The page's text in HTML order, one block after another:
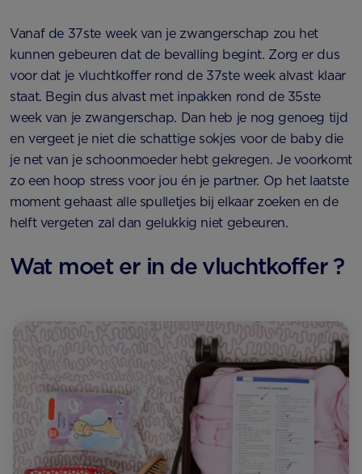
Vanaf de 37ste week van je zwangerschap zou het
kunnen gebeuren dat de bevalling begint. Zorg er dus
voor dat je vluchtkoffer rond de 37ste week alvast klaar
staat. Begin dus alvast met inpakken rond de 35ste
week van je zwangerschap. Dan heb je nog genoeg tijd
en vergeet je niet die schattige sokjes voor de baby die
je net van je schoonmoeder hebt gekregen. Je voorkomt
zo een hoop stress voor jou én je partner. Op het laatste
moment gehaast alle spulletjes bij elkaar zoeken en de
helft vergeten zal dan gelukkig niet gebeuren.
Wat moet er in de vluchtkoffer ?